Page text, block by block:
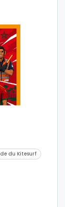
du Kitesurf